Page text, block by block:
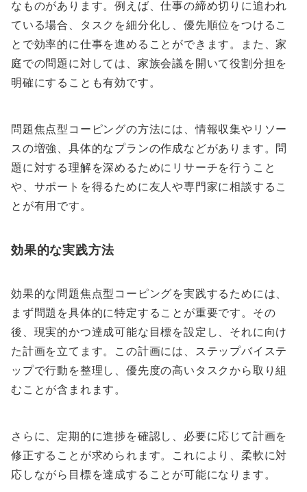
なものがあります。例えば、仕事の締め切りに追われ
ている場合、タスクを細分化し、優先順位をつけるこ
とで効率的に仕事を進めることができます。また、家
庭での問題に対しては、家族会議を開いて役割分担を
明確にすることも有効です。
問題焦点型コーピングの方法には、情報収集やリソー
スの増強、具体的なプランの作成などがあります。問
題に対する理解を深めるためにリサーチを行うこと
や、サポートを得るために友人や専門家に相談するこ
とが有用です。
効果的な実践方法
効果的な問題焦点型コーピングを実践するためには、
まず問題を具体的に特定することが重要です。その
後、現実的かつ達成可能な目標を設定し、それに向け
た計画を立てます。この計画には、ステップバイステ
ップで行動を整理し、優先度の高いタスクから取り組
むことが含まれます。
さらに、定期的に進捗を確認し、必要に応じて計画を
修正することが求められます。これにより、柔軟に対
応しながら目標を達成することが可能になります。